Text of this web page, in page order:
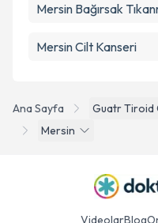
Ana Sayfa
Guatr Tiroid
Mersin
Mersin Bağırsak
Mersin Cilt Kanseri
VideolarBlog